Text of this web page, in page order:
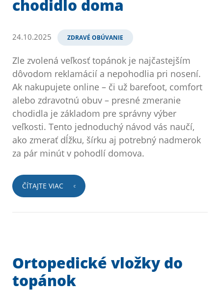
chodidlo doma
24.10.2025 ZDRAVÉ OBÚVANIE
Zle zvolená veľkosť topánok je najčastejším
dôvodom reklamácií a nepohodlia pri nosení.
Ak nakupujete online – či už barefoot, comfort
alebo zdravotnú obuv – presné zmeranie
chodidla je základom pre správny výber
veľkosti. Tento jednoduchý návod vás naučí,
ako zmerať dĺžku, šírku aj potrebný nadmerok
za pár minút v pohodlí domova.
ČÍTAJTE VIAC
Ortopedické vložky do
topánok